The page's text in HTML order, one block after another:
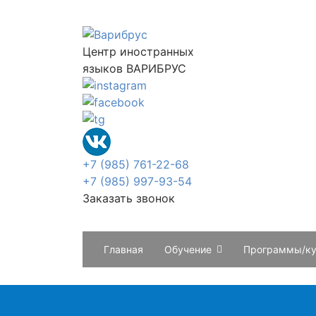
Центр иностранных
языков ВАРИБРУС
+7 (985) 761-22-68
+7 (985) 997-93-54
Заказать звонок
Главная Обучение Программы/